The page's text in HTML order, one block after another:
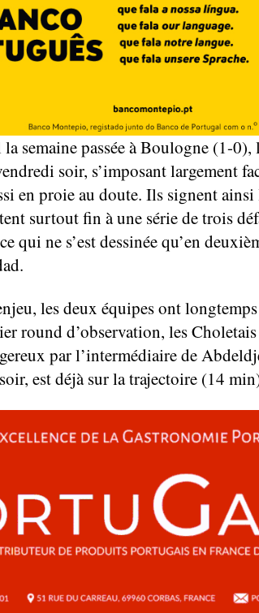
semaine passée à Boulogne (1-0),
soir, s’imposant largement
en proie au doute. Ils signent ainsi
surtout fin à une série de trois
qui ne s’est dessinée qu’en
les deux équipes ont
round d’observation, les
par l’intermédiaire de
est déjà sur la trajectoire (14